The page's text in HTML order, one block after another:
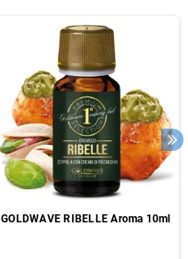
GOLDWAVE RIBELLE Aroma 10ml